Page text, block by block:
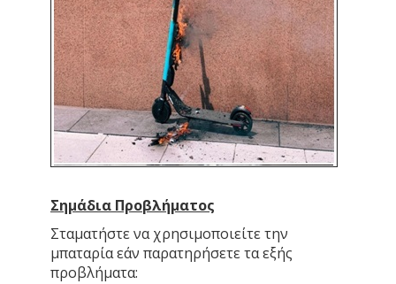
Σημάδια Προβλήματος
Σταματήστε να χρησιμοποιείτε την
μπαταρία εάν παρατηρήσετε τα εξής
προβλήματα: